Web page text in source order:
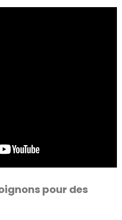
pour des